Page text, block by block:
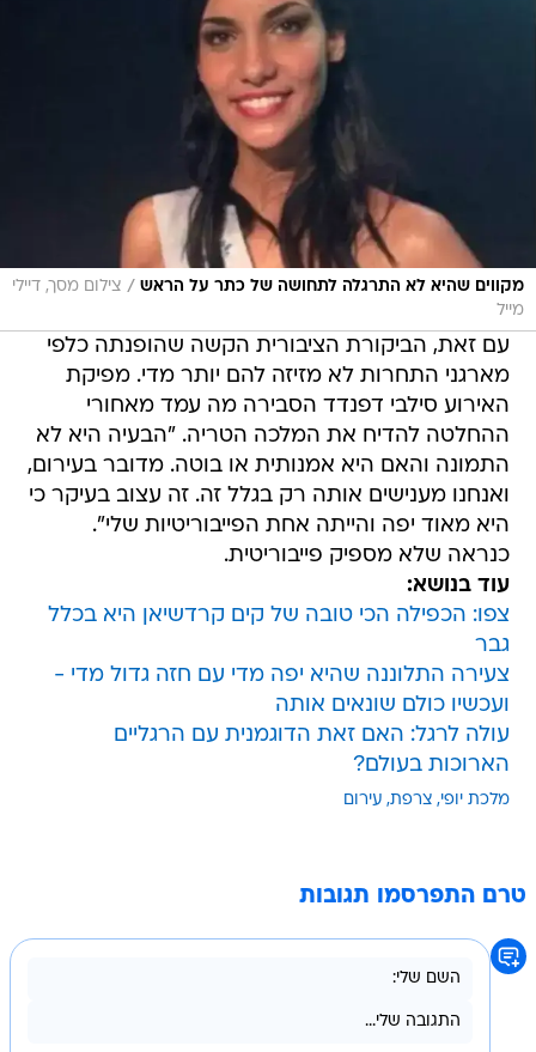
מקווים שהיא לא התרגלה לתחושה של כתר על הראש / צילום מסך, דיילי
מייל
עם זאת, הביקורת הציבורית הקשה שהופנתה כלפי
מארגני התחרות לא מזיזה להם יותר מדי. מפיקת
האירוע סילבי דפנדד הסבירה מה עמד מאחורי
ההחלטה להדיח את המלכה הטריה. "הבעיה היא לא
התמונה והאם היא אמנותית או בוטה. מדובר בעירום,
ואנחנו מענישים אותה רק בגלל זה. זה עצוב בעיקר כי
היא מאוד יפה והייתה אחת הפייבוריטיות שלי".
כנראה שלא מספיק פייבוריטית.
עוד בנושא:
צפו: הכפילה הכי טובה של קים קרדשיאן היא בכלל
גבר
צעירה התלוננה שהיא יפה מדי עם חזה גדול מדי -
ועכשיו כולם שונאים אותה
עולה לרגל: האם זאת הדוגמנית עם הרגליים
הארוכות בעולם?
מלכת יופי צרפת עירום
טרם התפרסמו תגובות